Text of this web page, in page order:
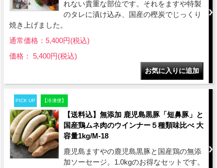
れない貴重な部位です。それをますや特製
のタレに漬け込み、国産の樫炭でじっくり
焼き上げました。
通常価格：5,400円(税込)
価格： 5,400円(税込)
PICK UP 【冷凍便】
【送料込】無添加 鹿児島黒豚「短鼻豚」と
国産鶏ムネ肉のウインナー５種類味比べ 大
容量1kg/M-18
鹿児島ますやの鹿児島黒豚と国産鶏の無添
加ソーセージ。1.0kgのお得なセットです。